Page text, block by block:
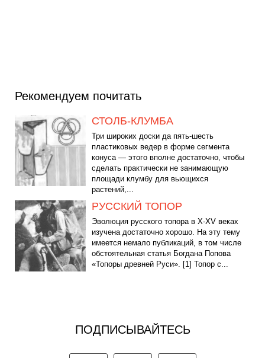
Рекомендуем почитать
СТОЛБ-КЛУМБА
Три широких доски да пять-шесть
пластиковых ведер в форме сегмента
конуса — этого вполне достаточно, чтобы
сделать практически не занимающую
площади клумбу для вьющихся
растений,...
РУССКИЙ ТОПОР
Эволюция русского топора в Х-ХV веках
изучена достаточно хорошо. На эту тему
имеется немало публикаций, в том числе
обстоятельная статья Богдана Попова
«Топоры древней Руси». [1] Топор с...
ПОДПИСЫВАЙТЕСЬ